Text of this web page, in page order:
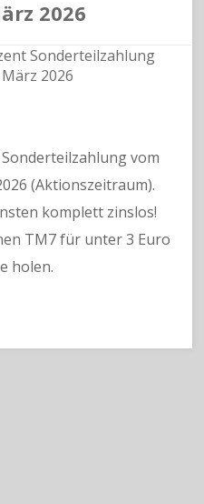
2026
vom
(Aktionszeitraum).
komplett zinslos!
TM7 für unter 3 Euro
holen.